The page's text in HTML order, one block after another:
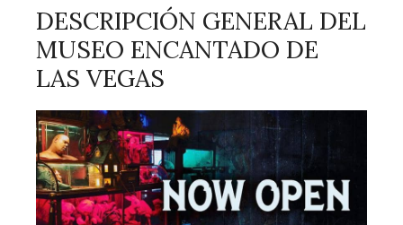
DESCRIPCIÓN GENERAL DEL
MUSEO ENCANTADO DE
LAS VEGAS